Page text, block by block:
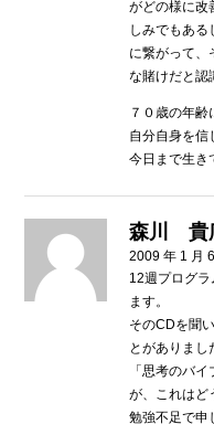
がどの様に改
しみでもあ
に繋がって、
な賭けだと認
７０歳の年齢
自分自身を信
今日まで生き
森川 貴
2009 年 1 月
12週プログ
ます。
そのCDを聞
とがありまし
「思考のバ
が、これはど
勉強不足で申